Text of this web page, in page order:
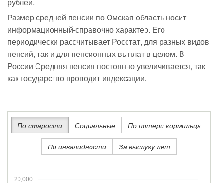
Размер средней пенсии по Омская область носит
информационный-справочно характер. Его
периодически рассчитывает Росстат, для разных видов
пенсий, так и для пенсионных выплат в целом. В
России Средняя пенсия постоянно увеличивается, так
как государство проводит индексации.
По старости Социальные По потери кормильца
По инвалидности За выслугу лет
20,000